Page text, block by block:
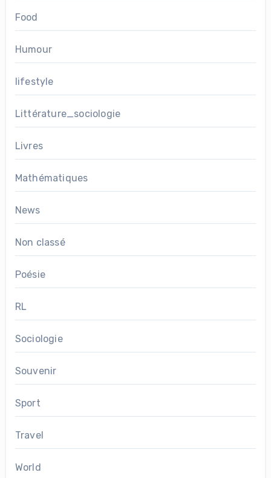
Food
Humour
lifestyle
Littérature_sociologie
Livres
Mathématiques
News
Non classé
Poésie
RL
Sociologie
Souvenir
Sport
Travel
World